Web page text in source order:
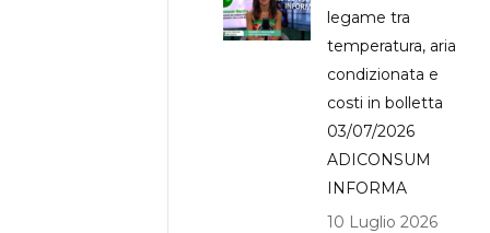
legame tra
temperatura, aria
condizionata e
costi in bolletta
03/07/2026
ADICONSUM
INFORMA
10 Luglio 2026